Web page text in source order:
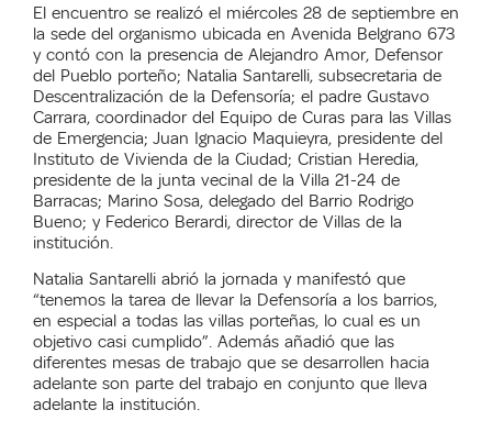
El encuentro se realizó el miércoles 28 de septiembre en
la sede del organismo ubicada en Avenida Belgrano 673
y contó con la presencia de Alejandro Amor, Defensor
del Pueblo porteño; Natalia Santarelli, subsecretaria de
Descentralización de la Defensoría; el padre Gustavo
Carrara, coordinador del Equipo de Curas para las Villas
de Emergencia; Juan Ignacio Maquieyra, presidente del
Instituto de Vivienda de la Ciudad; Cristian Heredia,
presidente de la junta vecinal de la Villa 21-24 de
Barracas; Marino Sosa, delegado del Barrio Rodrigo
Bueno; y Federico Berardi, director de Villas de la
institución.
Natalia Santarelli abrió la jornada y manifestó que
“tenemos la tarea de llevar la Defensoría a los barrios,
en especial a todas las villas porteñas, lo cual es un
objetivo casi cumplido”. Además añadió que las
diferentes mesas de trabajo que se desarrollen hacia
adelante son parte del trabajo en conjunto que lleva
adelante la institución.